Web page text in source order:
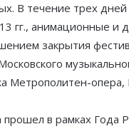
В течение трех дней
гг., анимационные и
закрытия
Метрополитен-
прошел в рамках Года